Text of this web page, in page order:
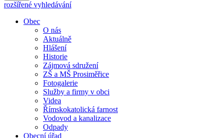
rozšířené vyhledávání
Obec
O nás
Aktuálně
Hlášení
Historie
Zájmová sdružení
ZŠ a MŠ Prosiměřice
Fotogalerie
Služby a firmy v obci
Videa
Římskokatolická farnost
Vodovod a kanalizace
Odpady
Obecní úřad